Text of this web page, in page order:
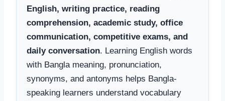
English, writing practice, reading
comprehension, academic study, office
communication, competitive exams, and
daily conversation. Learning English words
with Bangla meaning, pronunciation,
synonyms, and antonyms helps Bangla-
speaking learners understand vocabulary